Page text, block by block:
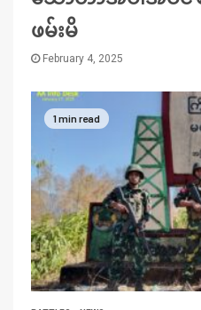
ဖမ်းမိ
February 4, 2025
1 min read